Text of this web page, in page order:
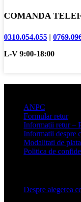
COMANDA
0310.054.055 |
L-V 9:00-18:00
ANPC
Formular retur
Informatii retur –
Informatii despre
Modalitati de plata
Politica de
Despre alegerea